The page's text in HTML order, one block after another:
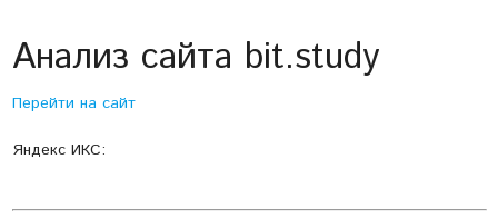
Анализ сайта bit.study
Перейти на сайт
Яндекс ИКС: